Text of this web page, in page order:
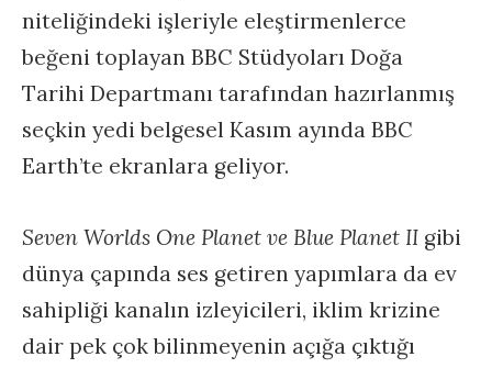
niteliğindeki işleriyle eleştirmenlerce
beğeni toplayan BBC Stüdyoları Doğa
Tarihi Departmanı tarafından hazırlanmış
seçkin yedi belgesel Kasım ayında BBC
Earth’te ekranlara geliyor.
Seven Worlds One Planet ve Blue Planet II gibi
dünya çapında ses getiren yapımlara da ev
sahipliği kanalın izleyicileri, iklim krizine
dair pek çok bilinmeyenin açığa çıktığı